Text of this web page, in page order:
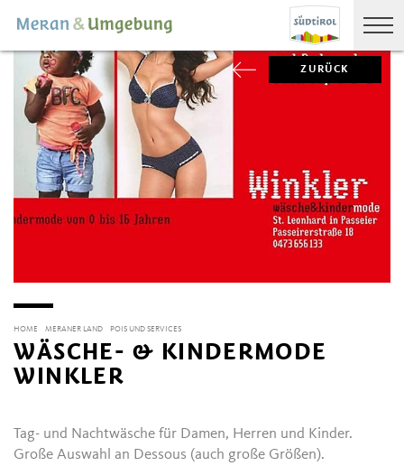
ZURÜCK
HOME MERANER LAND POIS UND SERVICES
WÄSCHE- & KINDERMODE
WINKLER
Tag- und Nachtwäsche für Damen, Herren und Kinder.
Große Auswahl an Dessous (auch große Größen).